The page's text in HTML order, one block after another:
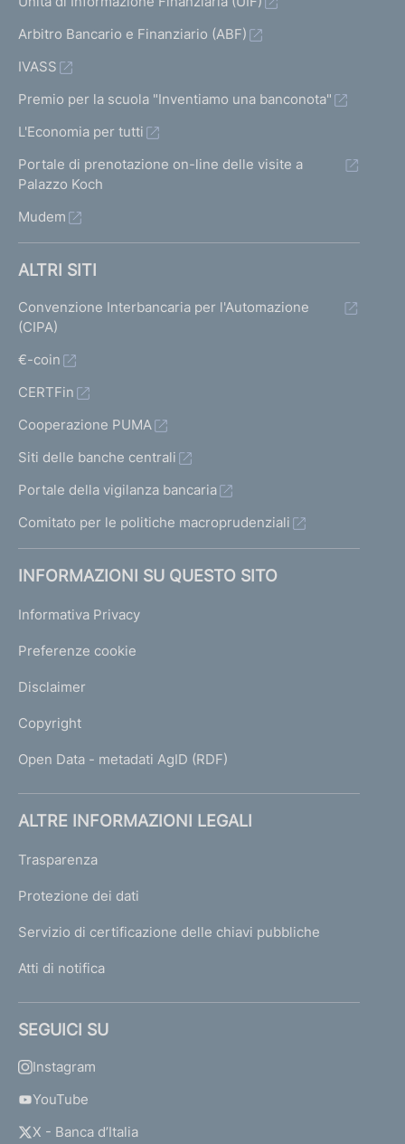
Arbitro Bancario e Finanziario (ABF)
IVASS
Premio per la scuola "Inventiamo una banconota"
L'Economia per tutti
Portale di prenotazione on-line delle visite a
Palazzo Koch
Mudem
ALTRI SITI
Convenzione Interbancaria per l'Automazione
(CIPA)
€-coin
CERTFin
Cooperazione PUMA
Siti delle banche centrali
Portale della vigilanza bancaria
Comitato per le politiche macroprudenziali
INFORMAZIONI SU QUESTO SITO
Informativa Privacy
Preferenze cookie
Disclaimer
Copyright
Open Data - metadati AgID (RDF)
ALTRE INFORMAZIONI LEGALI
Trasparenza
Protezione dei dati
Servizio di certificazione delle chiavi pubbliche
Atti di notifica
SEGUICI SU
Instagram
YouTube
X - Banca d’Italia